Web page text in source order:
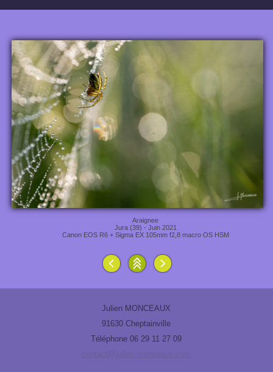
Araignee
Jura (39) - Juin 2021
Canon EOS R6 + Sigma EX 105mm f2,8 macro OS HSM
Julien MONCEAUX
91630 Cheptainville
Téléphone 06 29 11 27 09
contact@julien-monceaux.com